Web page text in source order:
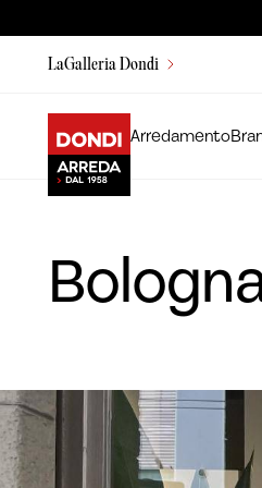
LaGalleria Dondi
Arredamento